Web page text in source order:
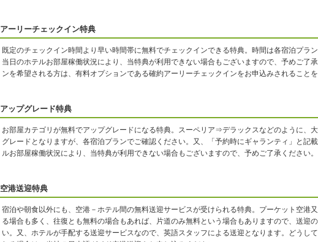
アーリーチェックイン特典
既定のチェックイン時間より早い時間帯に無料でチェックインできる特典。時間は各宿泊プラ
当日のホテルお部屋稼働状況により、当特典が利用できない場合もございますので、予めご了
ンを希望される方は、有料オプションである確約アーリーチェックインをお申込みされることを
アップグレード特典
お部屋カテゴリが無料でアップグレードになる特典。スーペリア⇒デラックスなどのように、
グレードとなりますが、各宿泊プランでご確認ください。又、「予約時にギャランティ」と記
ルお部屋稼働状況により、当特典が利用できない場合もございますので、予めご了承ください。
空港送迎特典
宿泊や朝食以外にも、空港－ホテル間の無料送迎サービスが受けられる特典。プーケット空港
る場合も多く、往復とも無料の場合もあれば、片道のみ無料という場合もありますので、送迎
い。又、ホテルが手配する送迎サービスなので、英語スタッフによる送迎となります。どうし